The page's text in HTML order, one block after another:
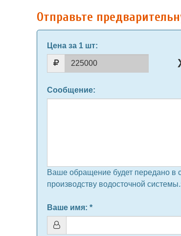
Отправьте
Цена за 1 шт:
Сообщение:
Ваше обращение будет передано в
производству водосточной
Ваше имя: *